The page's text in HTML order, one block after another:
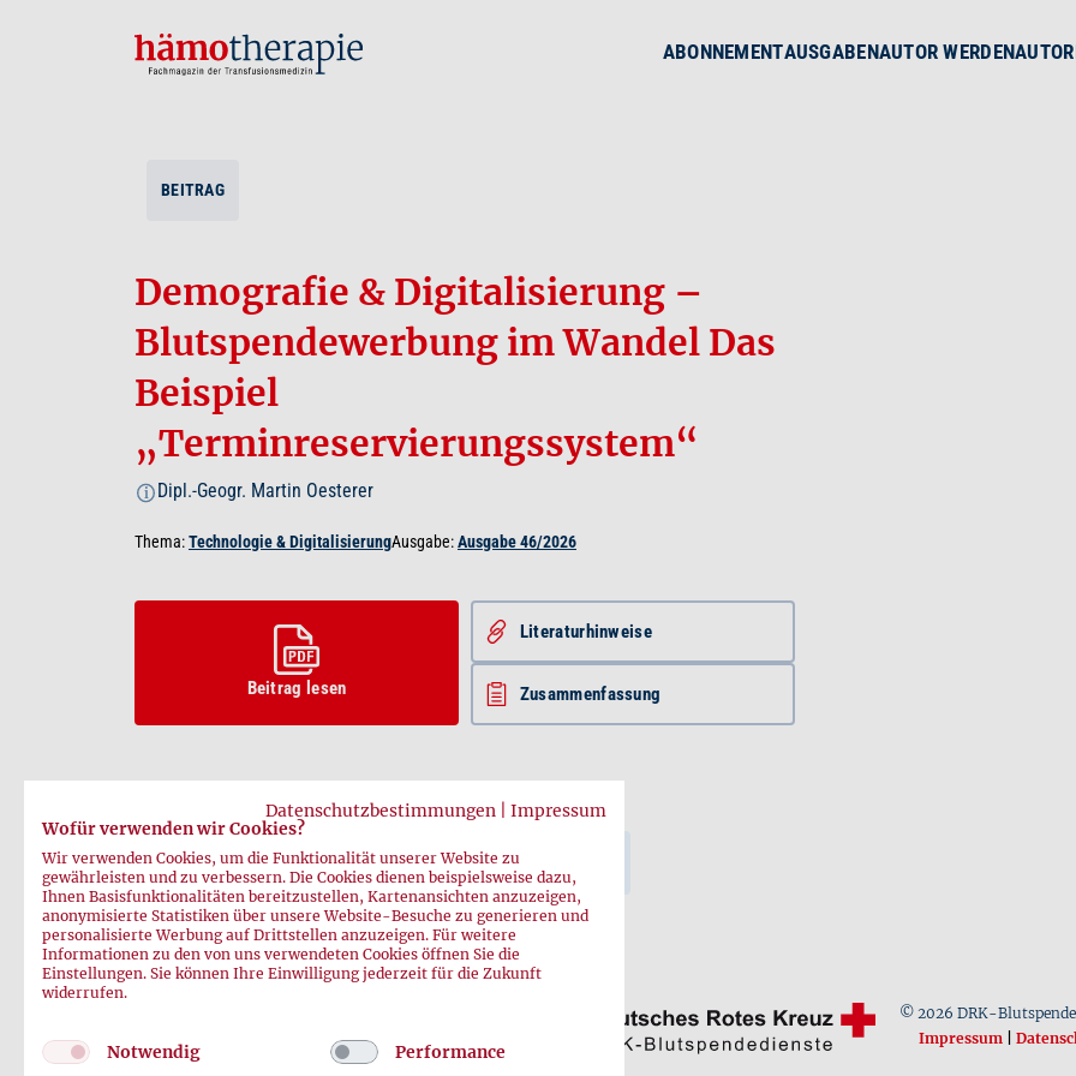
ABONNEMENTAUSGABENAUTOR WERDEN
BEITRAG
Demografie & Digitalisierung –
Blutspendewerbung im Wandel Das
Beispiel
„Terminreservierungssystem“
i Dipl.-Geogr. Martin Oesterer
Thema:Technologie & DigitalisierungAusgabe:Ausgabe 46/2026
Beitrag lesen
Literatur­hinweise
Zusammenfassung
Vorheriger Beitrag Nächster Beitrag
© 2026 DRK-
Impressum|
Datenschutzbestimmungen
Impressum
Wofür verwenden wir Cookies?
Wir verwenden Cookies, um die Funktionalität unserer Website zu
gewährleisten und zu verbessern. Die Cookies dienen beispielsweise dazu,
Ihnen Basisfunktionalitäten bereitzustellen, Kartenansichten anzuzeigen,
anonymisierte Statistiken über unsere Website-Besuche zu generieren und
personalisierte Werbung auf Drittstellen anzuzeigen. Für weitere
Informationen zu den von uns verwendeten Cookies öffnen Sie die
Einstellungen. Sie können Ihre Einwilligung jederzeit für die Zukunft
widerrufen.
Notwendig Performance